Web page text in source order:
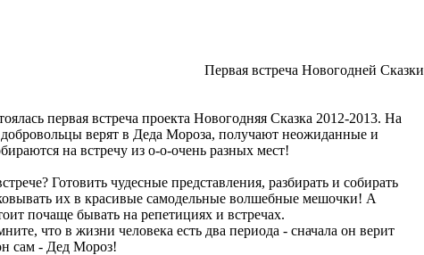
Первая встреча Новогодней Сказки
первая встреча проекта Новогодняя Сказка 2012-2013. На
добровольцы верят в Деда Мороза, получают неожиданные и
на встречу из о-о-очень разных мест!
Готовить чудесные представления, разбирать и собирать
их в красивые самодельные волшебные мешочки! А
почаще бывать на репетициях и встречах.
что в жизни человека есть два периода - сначала он верит
сам - Дед Мороз!